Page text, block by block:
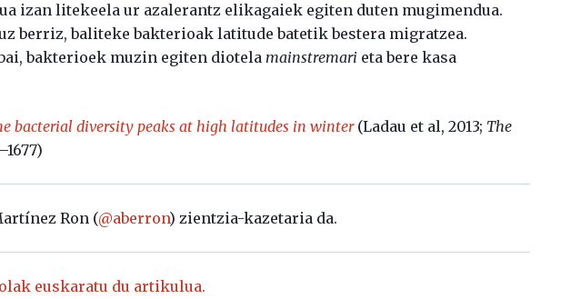
izan litekeela ur azalerantz elikagaiek egiten duten mugimendua.
berriz, baliteke bakterioak latitude batetik bestera migratzea.
bakterioek muzin egiten diotelamainstremari eta bere kasa
bacterial diversity peaks at high latitudes in winter(Ladau et al, 2013; The
Ron (@aberron) zientzia-kazetaria da.
euskaratu du artikulua.